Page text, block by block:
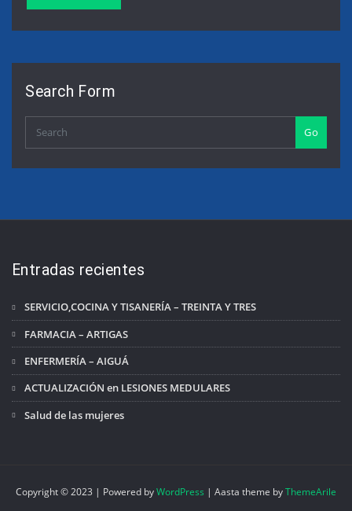
Search Form
Go
Entradas recientes
SERVICIO,COCINA Y TISANERÍA – TREINTA Y TRES
FARMACIA – ARTIGAS
ENFERMERÍA – AIGUÁ
ACTUALIZACIÓN en LESIONES MEDULARES
Salud de las mujeres
Copyright © 2023 | Powered byWordPress | Aasta theme byThemeArile